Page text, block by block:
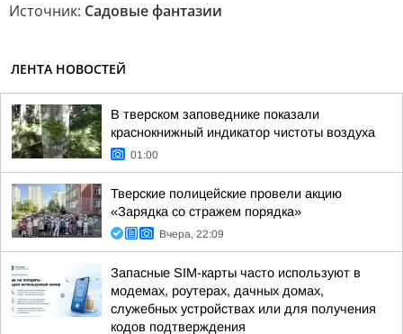
Источник: Садовые фантазии
ЛЕНТА НОВОСТЕЙ
В тверском заповеднике показали
краснокнижный индикатор чистоты воздуха
01:00
Тверские полицейские провели акцию
«Зарядка со стражем порядка»
Вчера, 22:09
Запасные SIM-карты часто используют в
модемах, роутерах, дачных домах,
служебных устройствах или для получения
кодов подтверждения